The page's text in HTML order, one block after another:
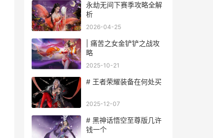
永劫无间下赛季攻略全解
析
2026-04-25
| 痛苦之女金铲铲之战攻
略
2025-10-21
# 王者荣耀装备在何处买
2025-12-07
# 黑神话悟空至尊版几许
钱一个